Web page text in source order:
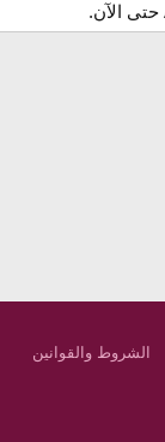
الشروط والقوانين